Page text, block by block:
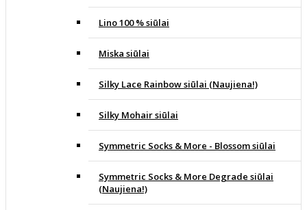
Lino 100 % siūlai
Miska siūlai
Silky Lace Rainbow siūlai (Naujiena!)
Silky Mohair siūlai
Symmetric Socks & More - Blossom siūlai
Symmetric Socks & More Degrade siūlai
(Naujiena!)